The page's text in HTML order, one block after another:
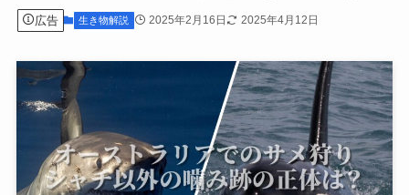
広告 生き物解説 2025年2月16日 2025年4月12日